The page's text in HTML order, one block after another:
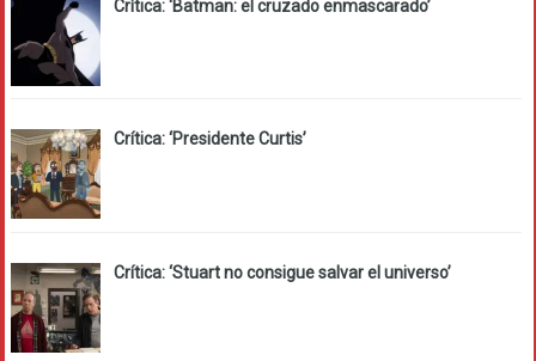
Crítica: ‘Batman: el cruzado enmascarado’
Crítica: ‘Presidente Curtis’
Crítica: ‘Stuart no consigue salvar el universo’